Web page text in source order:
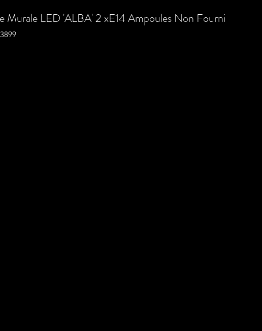
Murale LED 'ALBA' 2 xE14 Ampoules Non Fourni